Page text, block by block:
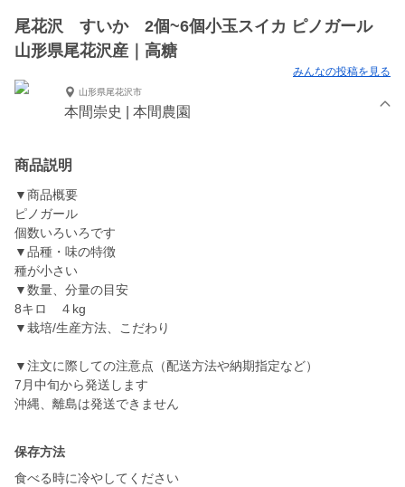
尾花沢 すいか 2個~6個小玉スイカ ピノガール
山形県尾花沢産｜高糖
みんなの投稿を見る
山形県尾花沢市
本間崇史 | 本間農園
商品説明
▼商品概要
ピノガール
個数いろいろです
▼品種・味の特徴
種が小さい
▼数量、分量の目安
8キロ ４kg
▼栽培/生産方法、こだわり
▼注文に際しての注意点（配送方法や納期指定など）
7月中旬から発送します
沖縄、離島は発送できません
保存方法
食べる時に冷やしてください